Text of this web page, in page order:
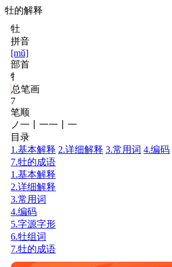
牡的解释
牡
拼音
[mǔ]
部首
牜
总笔画
7
笔顺
ノ一丨一一丨一
目录
1.基本解释 2.详细解释 3.常用词 4.编码
7.牡的成语
1.基本解释
2.详细解释
3.常用词
4.编码
5.字源字形
6.牡组词
7.牡的成语